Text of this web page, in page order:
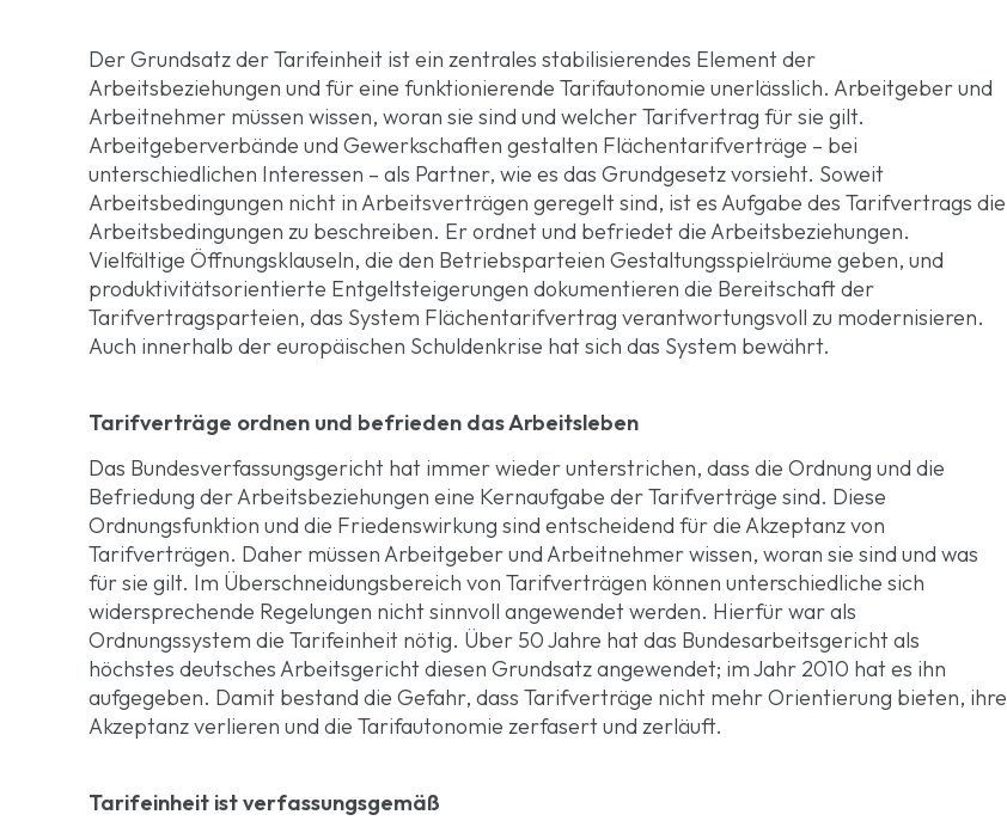
Der Grundsatz der Tarifeinheit ist ein zentrales stabilisierendes Element der
Arbeitsbeziehungen und für eine funktionierende Tarifautonomie unerlässlich. Arbeitgeber und
Arbeitnehmer müssen wissen, woran sie sind und welcher Tarifvertrag für sie gilt.
Arbeitgeberverbände und Gewerkschaften gestalten Flächentarifverträge – bei
unterschiedlichen Interessen – als Partner, wie es das Grundgesetz vorsieht. Soweit
Arbeitsbedingungen nicht in Arbeitsverträgen geregelt sind, ist es Aufgabe des Tarifvertrags die
Arbeitsbedingungen zu beschreiben. Er ordnet und befriedet die Arbeitsbeziehungen.
Vielfältige Öffnungsklauseln, die den Betriebsparteien Gestaltungsspielräume geben, und
produktivitätsorientierte Entgeltsteigerungen dokumentieren die Bereitschaft der
Tarifvertragsparteien, das System Flächentarifvertrag verantwortungsvoll zu modernisieren.
Auch innerhalb der europäischen Schuldenkrise hat sich das System bewährt.
Tarifverträge ordnen und befrieden das Arbeitsleben
Das Bundesverfassungsgericht hat immer wieder unterstrichen, dass die Ordnung und die
Befriedung der Arbeitsbeziehungen eine Kernaufgabe der Tarifverträge sind. Diese
Ordnungsfunktion und die Friedenswirkung sind entscheidend für die Akzeptanz von
Tarifverträgen. Daher müssen Arbeitgeber und Arbeitnehmer wissen, woran sie sind und was
für sie gilt. Im Überschneidungsbereich von Tarifverträgen können unterschiedliche sich
widersprechende Regelungen nicht sinnvoll angewendet werden. Hierfür war als
Ordnungssystem die Tarifeinheit nötig. Über 50 Jahre hat das Bundesarbeitsgericht als
höchstes deutsches Arbeitsgericht diesen Grundsatz angewendet; im Jahr 2010 hat es ihn
aufgegeben. Damit bestand die Gefahr, dass Tarifverträge nicht mehr Orientierung bieten, ihre
Akzeptanz verlieren und die Tarifautonomie zerfasert und zerläuft.
Tarifeinheit ist verfassungsgemäß